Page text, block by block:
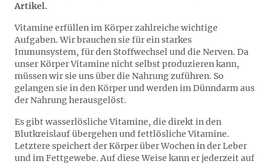
Artikel.
Vitamine erfüllen im Körper zahlreiche wichtige
Aufgaben. Wir brauchen sie für ein starkes
Immunsystem, für den Stoffwechsel und die Nerven. Da
unser Körper Vitamine nicht selbst produzieren kann,
müssen wir sie uns über die Nahrung zuführen. So
gelangen sie in den Körper und werden im Dünndarm aus
der Nahrung herausgelöst.
Es gibt wasserlösliche Vitamine, die direkt in den
Blutkreislauf übergehen und fettlösliche Vitamine.
Letztere speichert der Körper über Wochen in der Leber
und im Fettgewebe. Auf diese Weise kann er jederzeit auf